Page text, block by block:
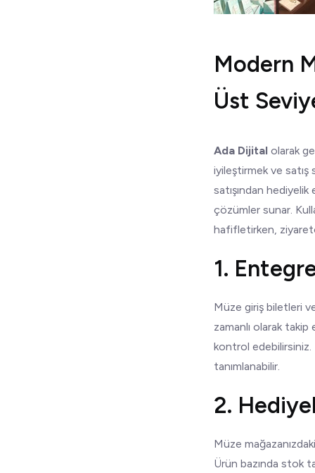
Modern
Üst
Ada Dijital olarak
iyileştirmek ve satış
satışından
çözümler sunar.
hafifletirken,
1.
Müze giriş biletleri
zamanlı olarak takip
kontrol edebilirsiniz.
tanımlanabilir.
2.
Müze
Ürün bazında stok